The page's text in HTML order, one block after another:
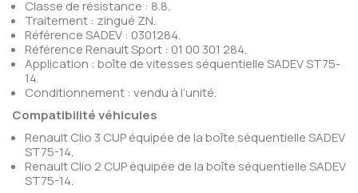
Classe de résistance : 8.8.
Traitement : zingué ZN.
Référence SADEV : 0301284.
Référence Renault Sport : 01 00 301 284.
Application : boîte de vitesses séquentielle SADEV ST75-
14.
Conditionnement : vendu à l’unité.
Compatibilité véhicules
Renault Clio 3 CUP équipée de la boîte séquentielle SADEV
ST75-14.
Renault Clio 2 CUP équipée de la boîte séquentielle SADEV
ST75-14.